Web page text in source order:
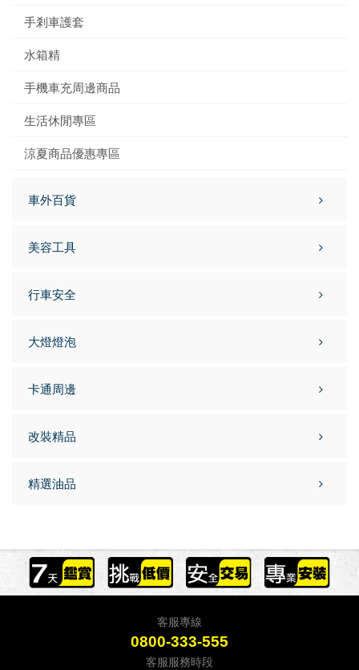
手剎車護套
水箱精
手機車充周邊商品
生活休閒專區
涼夏商品優惠專區
車外百貨
美容工具
行車安全
大燈燈泡
卡通周邊
改裝精品
精選油品
客服專線
0800-333-555
客服服務時段